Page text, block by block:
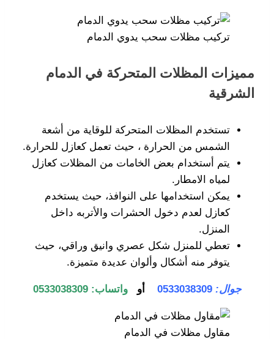
تركيب مظلات سحب يدوي الدمام
مميزات المظلات المتحركة في الدمام
الشرقية
تستخدم المظلات المتحركة للوقاية من أشعة
الشمس من الحرارة ، حيث تعمل كعازل للحرارة.
يتم أستخدام بعض الخامات من المظلات كعازل
لمياه الامطار.
يمكن استخدامها على النوافذ، حيث يستخدم
كعازل لعدم دخول الحشرات والأتربه داخل
المنزل.
تعطي للمنزل شكل عصري وانيق وراقي، حيث
يتوفر منه أشكال وألوان عديدة متميزة.
جوال: 0533038309 أوواتساب: 0533038309
مقاول مظلات في الدمام